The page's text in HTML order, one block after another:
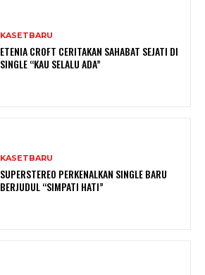
KASETBARU
ETENIA CROFT CERITAKAN SAHABAT SEJATI DI
SINGLE “KAU SELALU ADA”
KASETBARU
SUPERSTEREO PERKENALKAN SINGLE BARU
BERJUDUL “SIMPATI HATI”